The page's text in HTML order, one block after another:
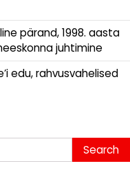
pärand, 1998. aasta
juhtimine
edu, rahvusvahelised